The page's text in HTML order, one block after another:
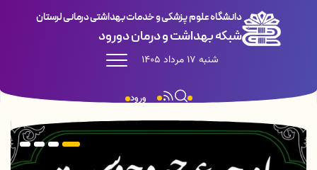
دانشگاه علوم پزشکی و خدمات بهداشتی درمانی لرستان
شبکه بهداشت و درمان دورود
شنبه 17 مرداد 1405
ورود